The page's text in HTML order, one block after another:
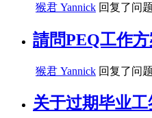
猴君 Yannick 回复了问题
請問PEQ工作
猴君 Yannick 回复了问题
关于过期毕业工